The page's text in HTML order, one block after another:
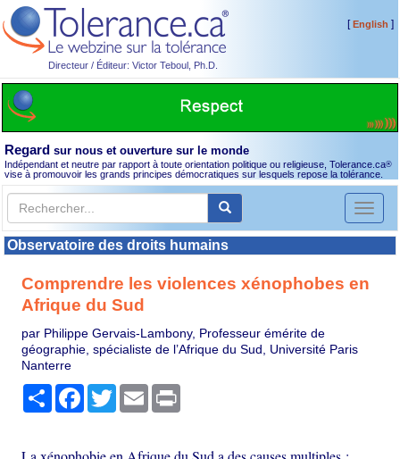
Directeur / Éditeur: Victor Teboul, Ph.D.
[English ]
Regard sur nous et ouverture sur le monde
Indépendant et neutre par rapport à toute orientation politique ou religieuse, Tolerance.ca®
vise à promouvoir les grands principes démocratiques sur lesquels repose la tolérance.
Toggle
Observatoire des droits humains
Comprendre les violences xénophobes en
Afrique du Sud
par Philippe Gervais-Lambony, Professeur émérite de
géographie, spécialiste de l’Afrique du Sud, Université Paris
Nanterre
PartagerFacebook
TwitterEmail